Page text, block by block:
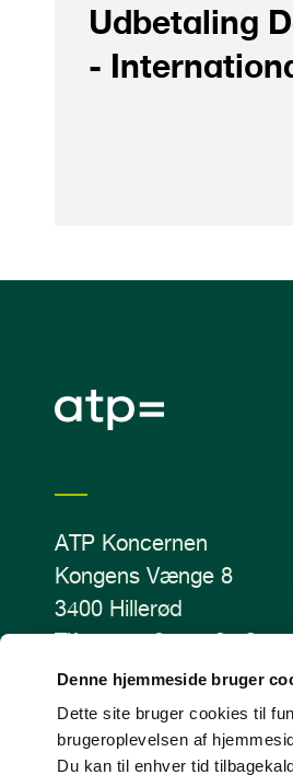
Denne hjemmeside bruger
Dette site bruger cookies til
brugeroplevelsen af
Du kan til enhver tid
Udbetaling
-
ATP Koncernen
Kongens Vænge 8
3400 Hillerød
Tlf.: +45 70 11 12 13
CVR-nr. 43405810